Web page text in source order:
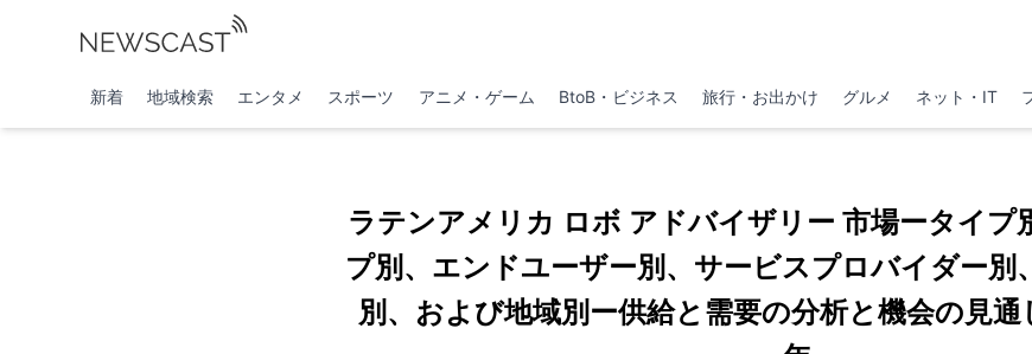
新着 地域検索 エンタメ スポーツ アニメ・ゲーム BtoB・ビジネス 旅行・お出かけ グルメ ネット・IT
ラテンアメリカ ロボ アドバイザリー 市場ータイプ
プ別、エンドユーザー別、サービスプロバイダー別
別、および地域別ー供給と需要の分析と機会の見